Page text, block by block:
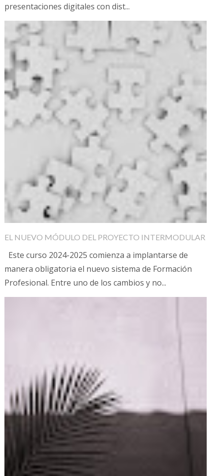
presentaciones digitales con dist...
EL NUEVO MÓDULO DEL PROYECTO INTERMODULAR
Este curso 2024-2025 comienza a implantarse de
manera obligatoria el nuevo sistema de Formación
Profesional. Entre uno de los cambios y no...